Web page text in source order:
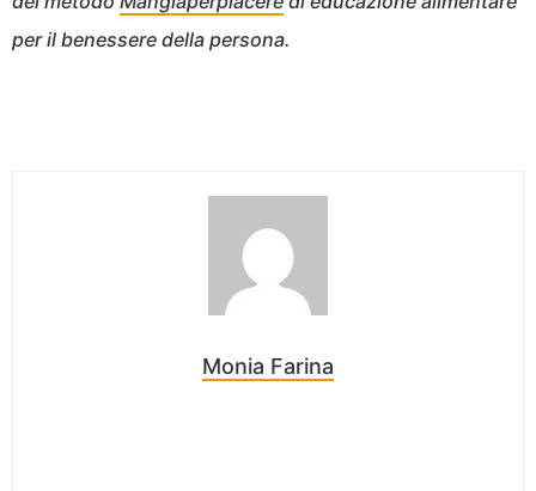
per il benessere della persona.
Monia Farina